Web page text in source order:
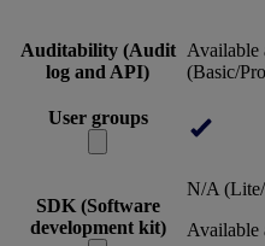
Auditability (Audit
log and API)
Available
(Basic/
User groups
SDK (Software
development kit)
N/A
Available